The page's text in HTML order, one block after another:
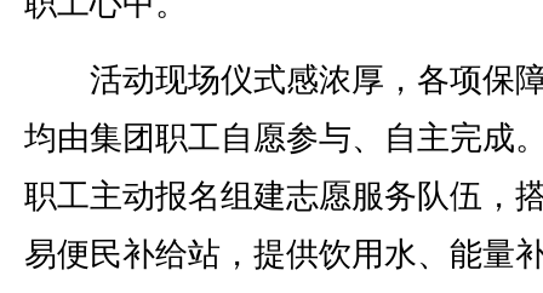
活动现场仪式感浓厚，各项保
均由集团职工自愿参与、自主完成
职工主动报名组建志愿服务队伍，
易便民补给站，提供饮用水、能量